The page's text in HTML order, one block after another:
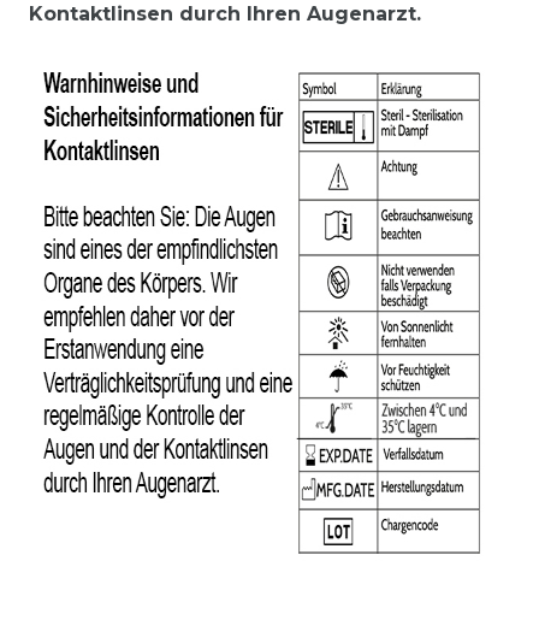
Kontaktlinsen durch Ihren Augenarzt.